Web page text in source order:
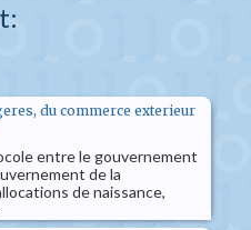
du commerce exterieur
entre le gouvernement
de la
de naissance,